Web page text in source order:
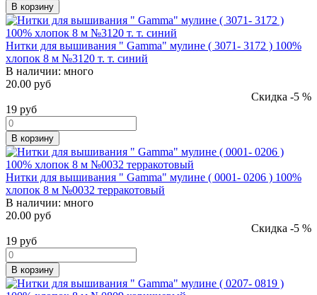
В корзину
Нитки для вышивания " Gamma" мулине ( 3071- 3172 ) 100%
хлопок 8 м №3120 т. т. синий
В наличии: много
20.00 руб
Скидка -5 %
19 руб
В корзину
Нитки для вышивания " Gamma" мулине ( 0001- 0206 ) 100%
хлопок 8 м №0032 терракотовый
В наличии: много
20.00 руб
Скидка -5 %
19 руб
В корзину